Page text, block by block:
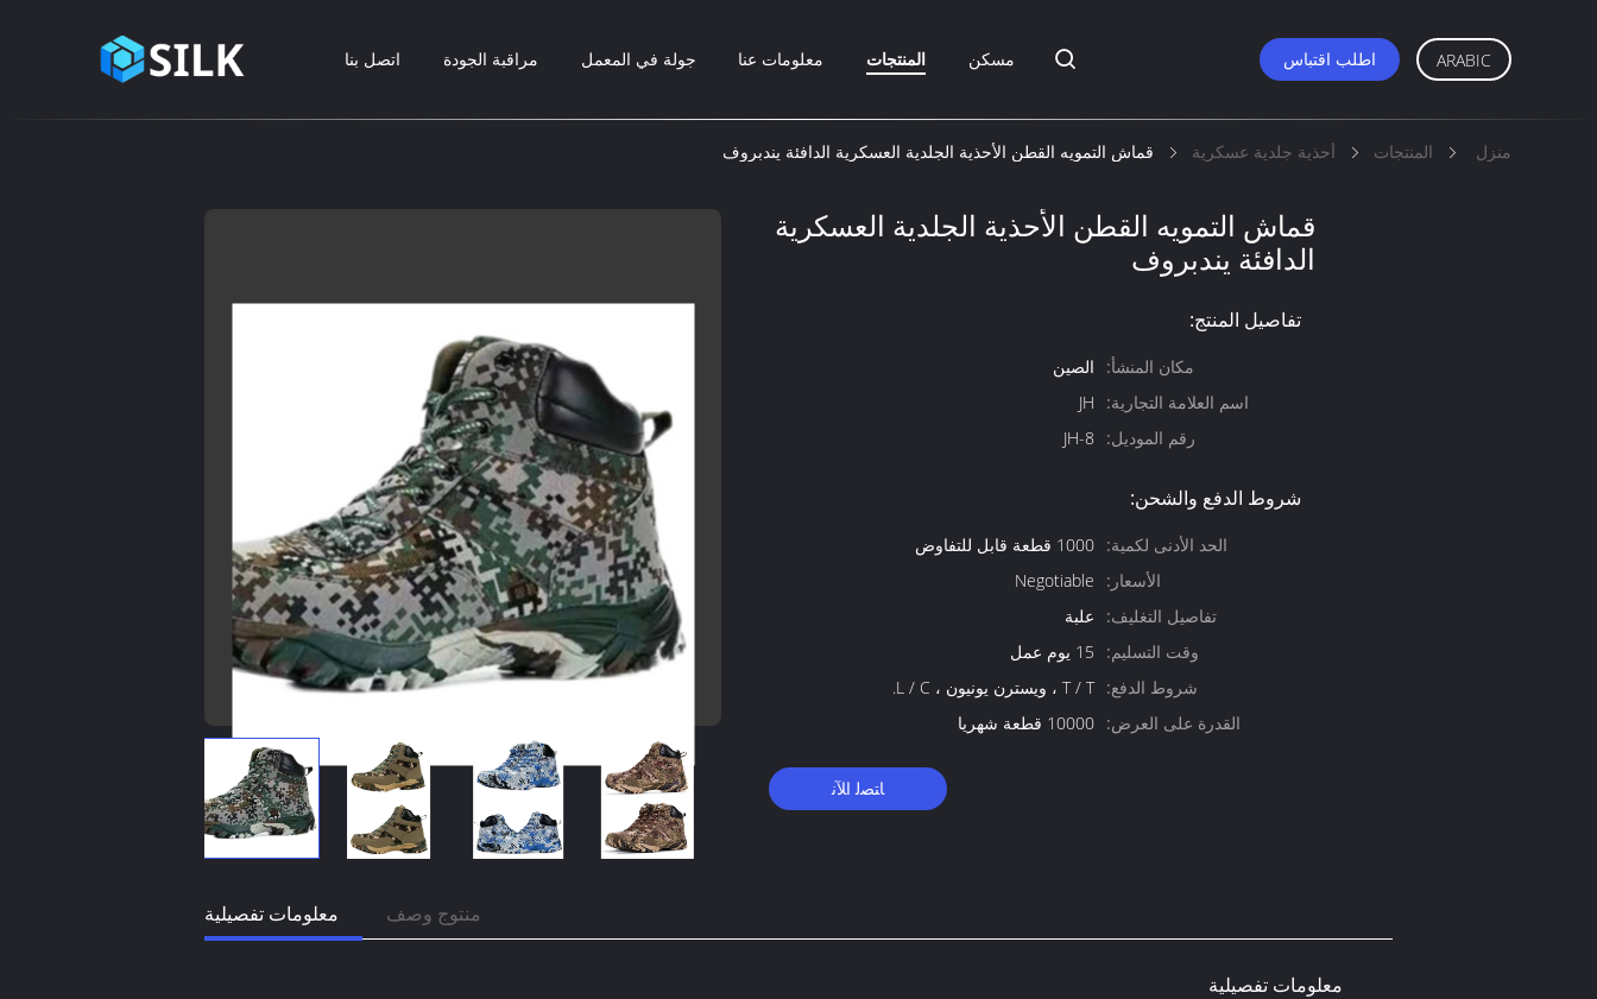
مسكن المنتجات معلومات عنا جولة في المعمل مراقبة الجودة اتصل بنا اطلب اقتباس ARABIC
منزل المنتجات أحذية جلدية عسكرية قماش التمويه القطن الأحذية الجلدية العسكرية الدافئة يندبروف
قماش التمويه القطن الأحذية الجلدية العسكرية
الدافئة يندبروف
تفاصيل المنتج:
مكان المنشأ:
الصين
اسم العلامة التجارية:
JH
رقم الموديل:
JH-8
شروط الدفع والشحن:
الحد الأدنى لكمية: 1000 قطعة قابل للتفاوض
الأسعار:
Negotiable
تفاصيل التغليف:
علبة
وقت التسليم:
15 يوم عمل
شروط الدفع: T / T ، ويسترن يونيون ، L / C.
القدرة على العرض: 10000 قطعة شهريا
ﺎﺘﺼﻟ ﺍﻶﻧ
معلومات تفصيلية منتوج وصف
معلومات تفصيلية